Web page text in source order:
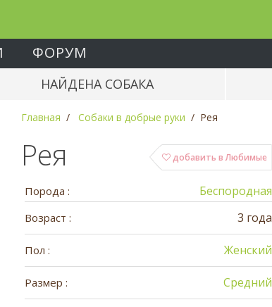
ФОРУМ
НАЙДЕНА СОБАКА
Главная Собаки в добрые руки Рея
добавить в Любимые
Рея
Порода : Беспородная
Возраст : 3 года
Пол : Женский
Размер : Средний